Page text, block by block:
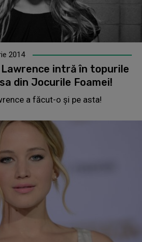
2014
Lawrence intră în topurile
din Jocurile Foamei!
a făcut-o și pe asta!